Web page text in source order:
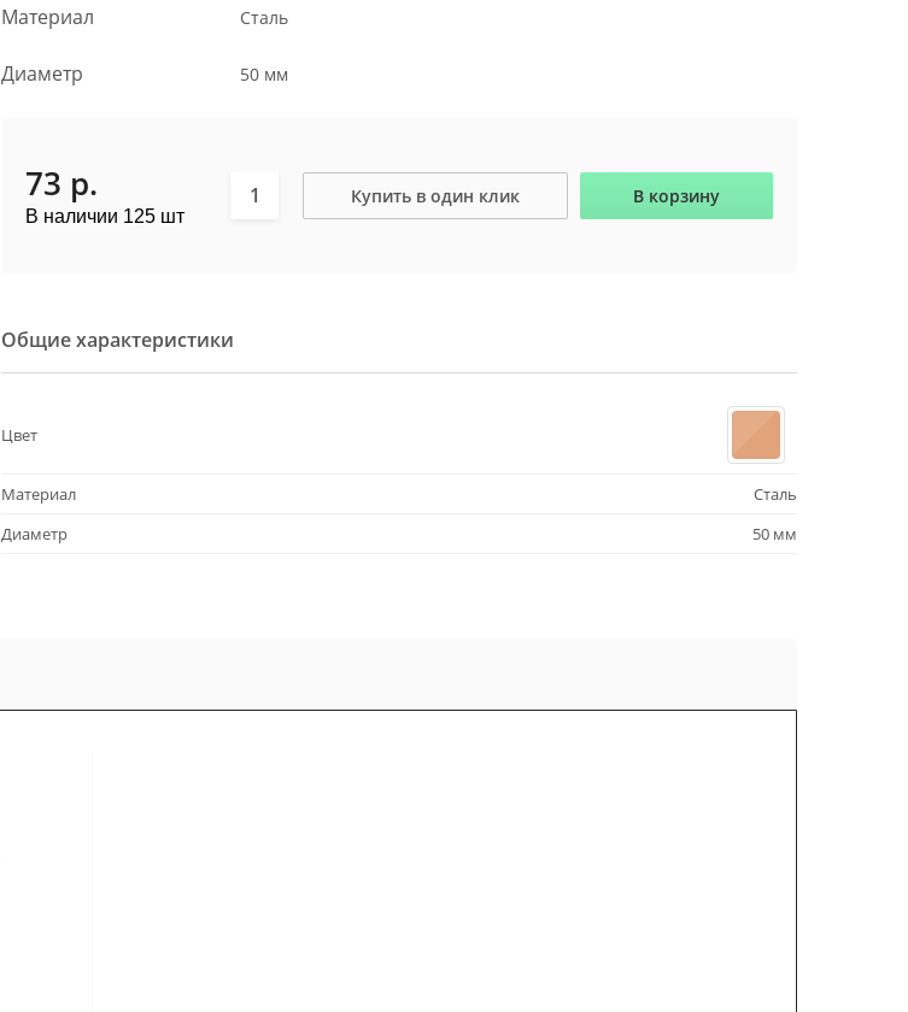
Материал Сталь
Диаметр 50 мм
73 р.
В наличии 125 шт
Купить в один клик В корзину
Общие характеристики
Цвет
Материал
Сталь
Диаметр
50 мм